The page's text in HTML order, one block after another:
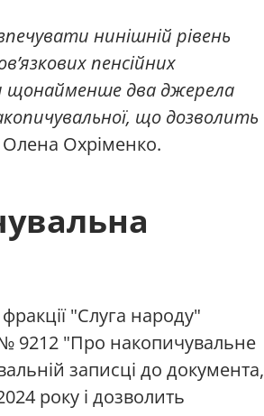
нинішній рівень
пенсійних
щонайменше два джерела
що дозволить
Охріменко.
"Слуга народу"
№ 9212 "Про накопичувальне
записці до документа,
року і дозволить